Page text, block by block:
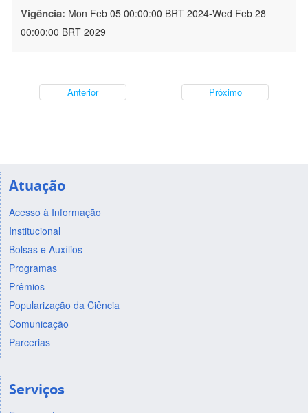
Vigência: Mon Feb 05 00:00:00 BRT 2024-Wed Feb 28
00:00:00 BRT 2029
Anterior Próximo
Atuação
Acesso à Informação
Institucional
Bolsas e Auxílios
Programas
Prêmios
Popularização da Ciência
Comunicação
Parcerias
Serviços